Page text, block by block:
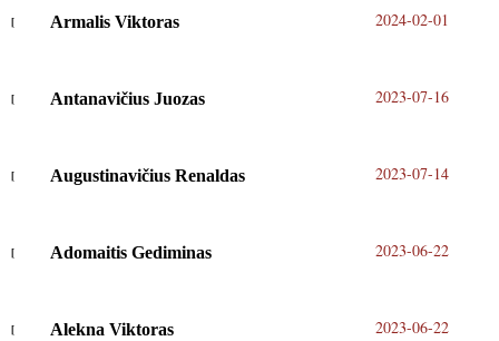
Armalis Viktoras 2024-02-01
Antanavičius Juozas 2023-07-16
Augustinavičius Renaldas 2023-07-14
Adomaitis Gediminas 2023-06-22
Alekna Viktoras 2023-06-22